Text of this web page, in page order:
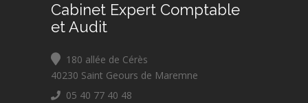
Cabinet Expert Comptable
et Audit
180 allée de Cérès
40230 Saint Geours de Maremne
05 40 77 40 48